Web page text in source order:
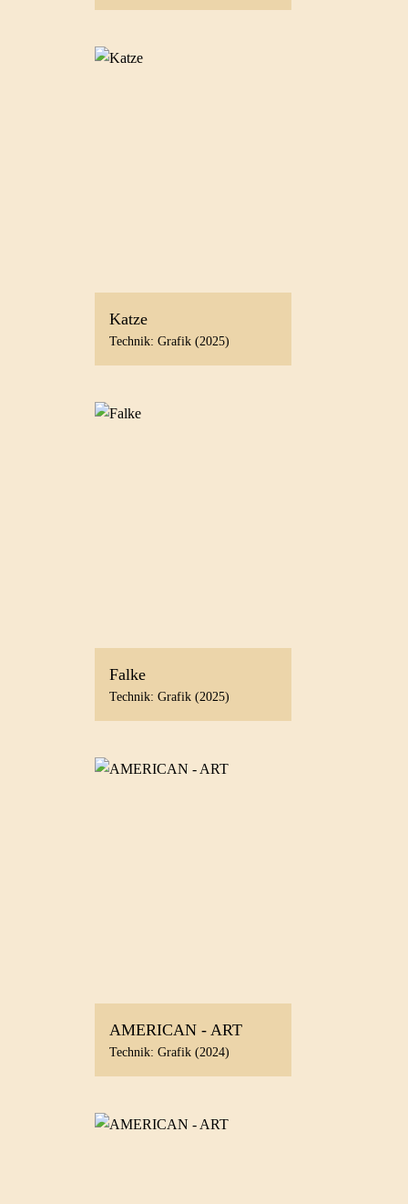
Katze
Technik: Grafik (2025)
Falke
Technik: Grafik (2025)
AMERICAN - ART
Technik: Grafik (2024)